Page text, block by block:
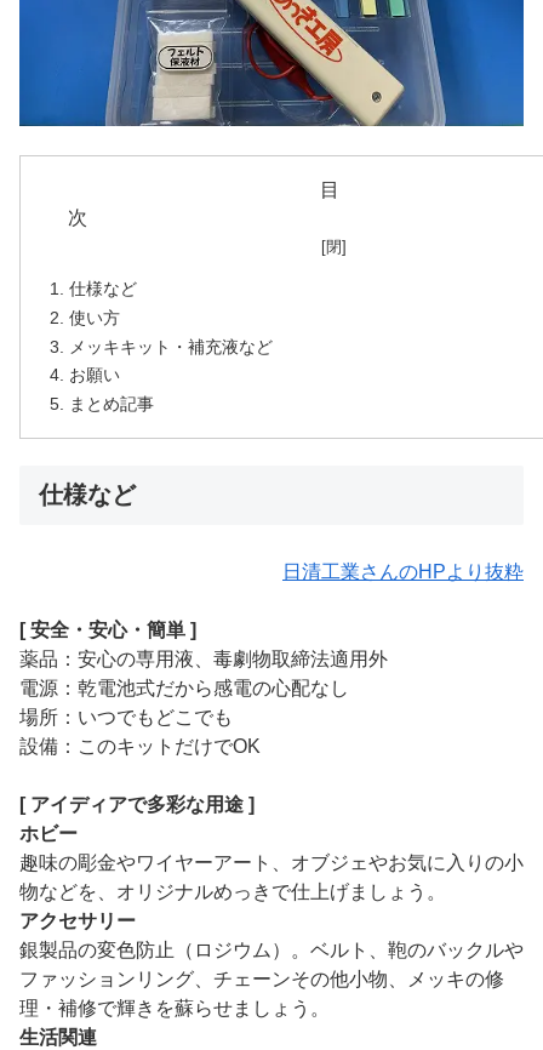
目
仕様など
使い方
メッキキット・補充液など
お願い
まとめ記事
仕様など
日清工業さんのHPより抜粋
[ 安全・安心・簡単 ]
薬品：安心の専用液、毒劇物取締法適用外
電源：乾電池式だから感電の心配なし
場所：いつでもどこでも
設備：このキットだけでOK
[ アイディアで多彩な用途 ]
ホビー
趣味の彫金やワイヤーアート、オブジェやお気に入りの小
物などを、オリジナルめっきで仕上げましょう。
アクセサリー
銀製品の変色防止（ロジウム）。ベルト、鞄のバックルや
ファッションリング、チェーンその他小物、メッキの修
理・補修で輝きを蘇らせましょう。
生活関連